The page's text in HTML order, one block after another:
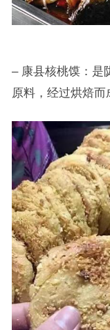
– 康县核桃馍：是
原料，经过烘焙